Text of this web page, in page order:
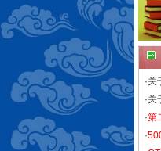
·关
·关
·第
·